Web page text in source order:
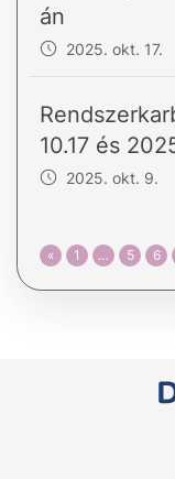
án
2025. okt. 17.
10.17 és
2025. okt. 9.
« 1 … 5 6